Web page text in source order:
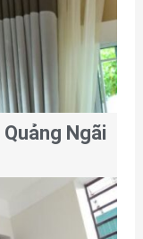
Ngãi